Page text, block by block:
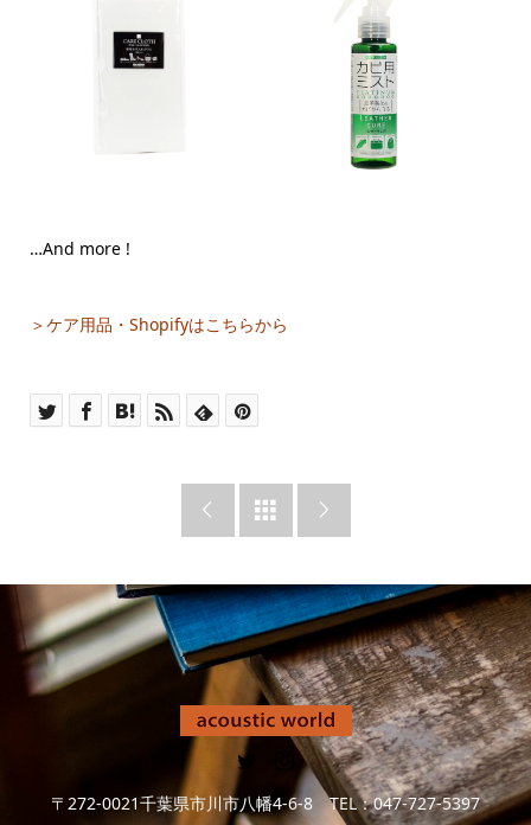
…And more !
＞ケア用品・Shopifyはこちらから
  
〒272-0021千葉県市川市八幡4-6-8 TEL：047-727-5397